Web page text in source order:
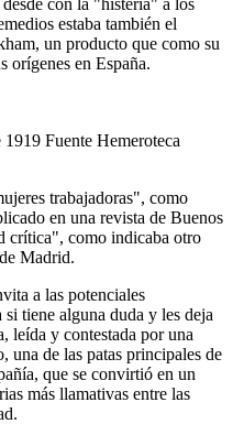
con la "histeria" a los
estaba también el
un producto que como su
orígenes en España.
Fuente Hemeroteca
trabajadoras", como
en una revista de Buenos
crítica", como indicaba otro
Madrid.
a las potenciales
tiene alguna duda y les deja
leída y contestada por una
una de las patas principales de
que se convirtió en un
más llamativas entre las